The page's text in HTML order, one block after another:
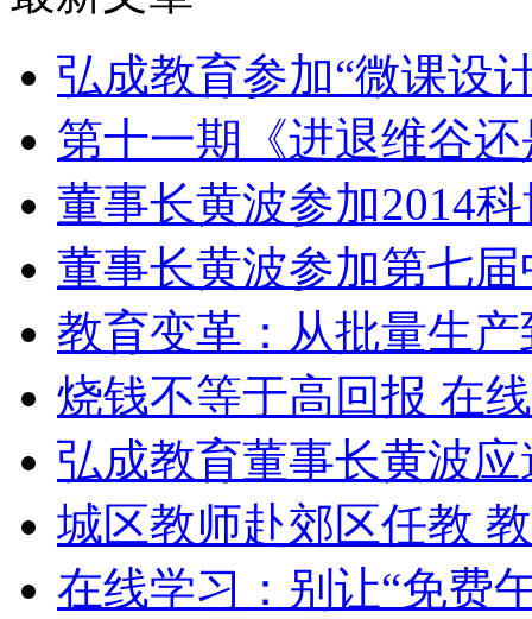
弘成教育参加“微课设
第十一期《进退维谷
董事长黄波参加2014
董事长黄波参加第七
教育变革：从批量生
烧钱不等于高回报 在
弘成教育董事长黄波
城区教师赴郊区任教
在线学习：别让“免费